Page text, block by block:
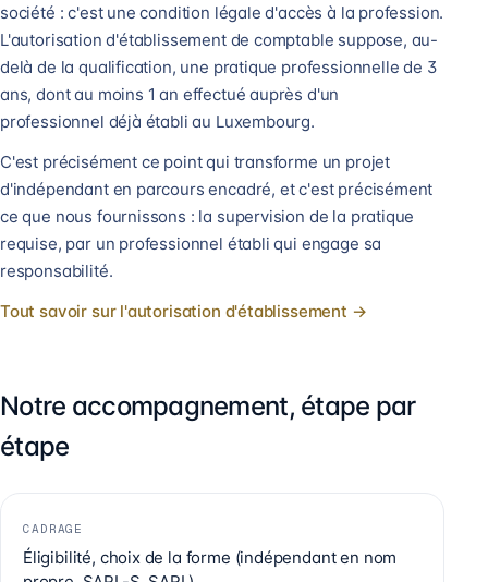
société : c'est une condition légale d'accès à la profession.
L'autorisation d'établissement de comptable suppose, au-
delà de la qualification, une pratique professionnelle de 3
ans, dont au moins 1 an effectué auprès d'un
professionnel déjà établi au Luxembourg.
C'est précisément ce point qui transforme un projet
d'indépendant en parcours encadré, et c'est précisément
ce que nous fournissons : la supervision de la pratique
requise, par un professionnel établi qui engage sa
responsabilité.
Tout savoir sur l'autorisation d'établissement →
Notre accompagnement, étape par
étape
CADRAGE
Éligibilité, choix de la forme (indépendant en nom